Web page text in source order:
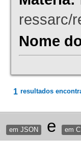
ressarc/
Nome
1 resultados
em JSON e em